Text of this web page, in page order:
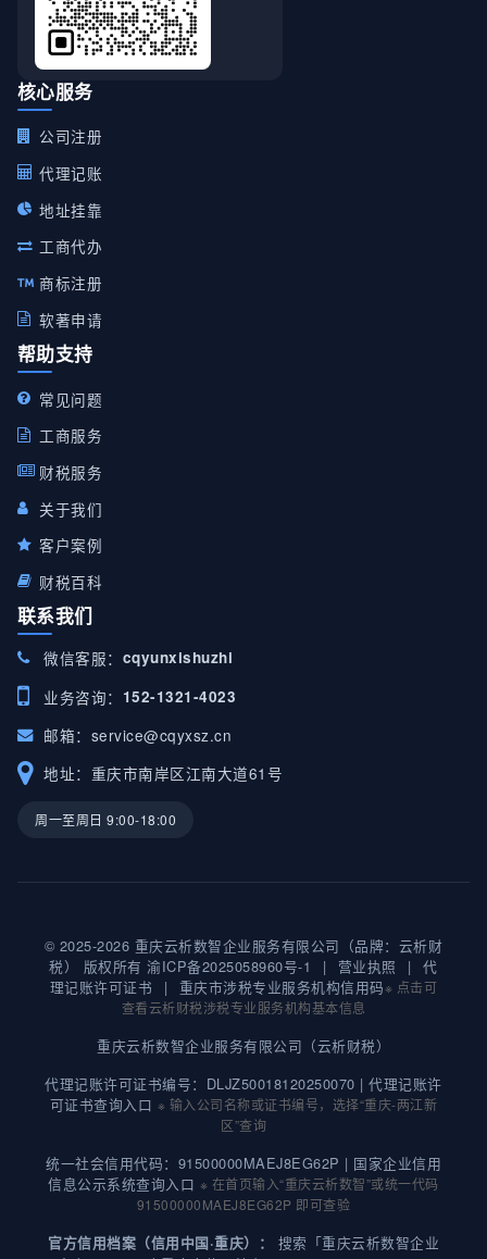
核心服务
公司注册
代理记账
地址挂靠
工商代办
商标注册
软著申请
帮助支持
常见问题
工商服务
财税服务
关于我们
客户案例
财税百科
联系我们
微信客服： cqyunxishuzhi
业务咨询： 152-1321-4023
邮箱： service@cqyxsz.cn
地址：重庆市南岸区江南大道61号
周一至周日 9:00-18:00
© 2025-2026 重庆云析数智企业服务有限公司（品牌：云析财
税） 版权所有渝ICP备2025058960号-1 | 营业执照 |
代
理记账许可证书
| 重庆市涉税专业服务机构信用码※ 点击可
查看云析财税涉税专业服务机构基本信息
重庆云析数智企业服务有限公司（云析财税）
代理记账许可证书编号：DLJZ50018120250070 |代理记账许
可证书查询入口 ※ 输入公司名称或证书编号，选择“重庆-两江新
区”查询
统一社会信用代码：91500000MAEJ8EG62P | 国家企业信用
信息公示系统查询入口 ※ 在首页输入“重庆云析数智”或统一代码
91500000MAEJ8EG62P 即可查验
官方信用档案（信用中国·重庆）：
搜索「重庆云析数智企业